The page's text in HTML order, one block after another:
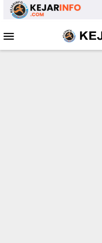
Loncat
Mobile